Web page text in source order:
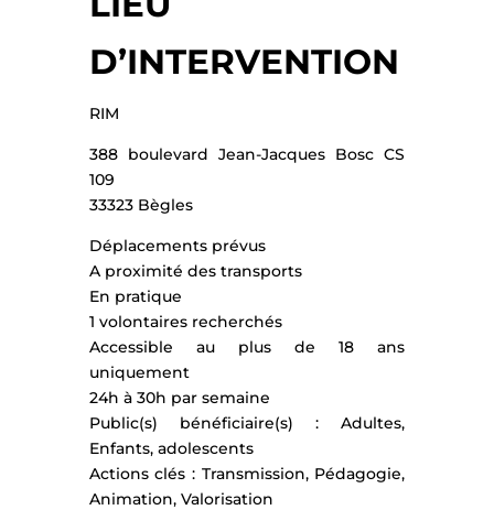
D’INTERVENTION
RIM
388 boulevard Jean-Jacques Bosc CS
109
33323 Bègles
Déplacements prévus
A proximité des transports
En pratique
1 volontaires recherchés
Accessible au plus de 18 ans
uniquement
24h à 30h par semaine
Public(s) bénéficiaire(s) : Adultes,
Enfants, adolescents
Actions clés : Transmission, Pédagogie,
Animation, Valorisation